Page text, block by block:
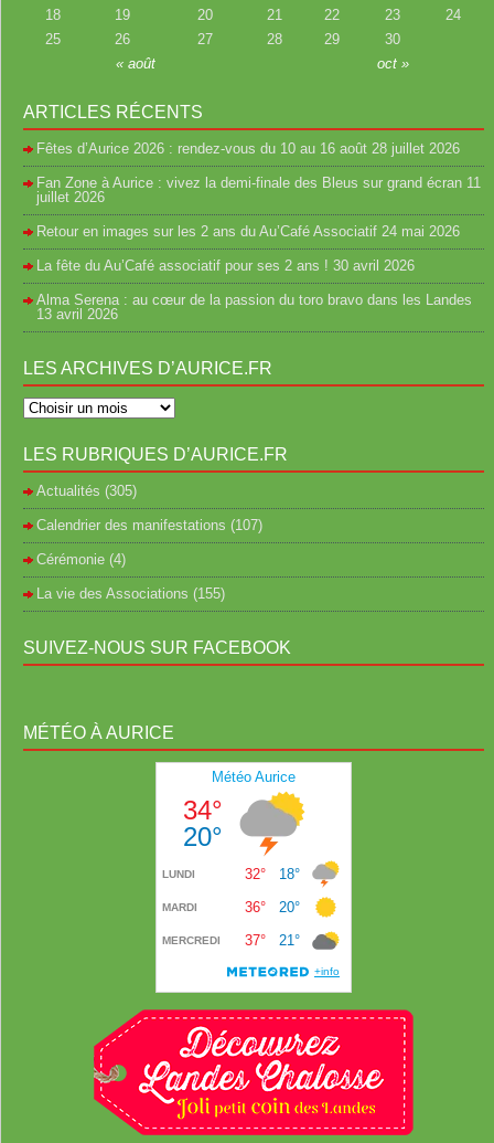
« août oct »
18
19 20 21 22 23
24
25
26 27 28 29 30
ARTICLES RÉCENTS
Fêtes d’Aurice 2026 : rendez-vous du 10 au 16 août 28 juillet 2026
Fan Zone à Aurice : vivez la demi-finale des Bleus sur grand écran 11
juillet 2026
Retour en images sur les 2 ans du Au’Café Associatif 24 mai 2026
La fête du Au’Café associatif pour ses 2 ans ! 30 avril 2026
Alma Serena : au cœur de la passion du toro bravo dans les Landes
13 avril 2026
LES ARCHIVES D’AURICE.FR
LES RUBRIQUES D’AURICE.FR
Actualités (305)
Calendrier des manifestations (107)
Cérémonie (4)
La vie des Associations (155)
SUIVEZ-NOUS SUR FACEBOOK
MÉTÉO À AURICE